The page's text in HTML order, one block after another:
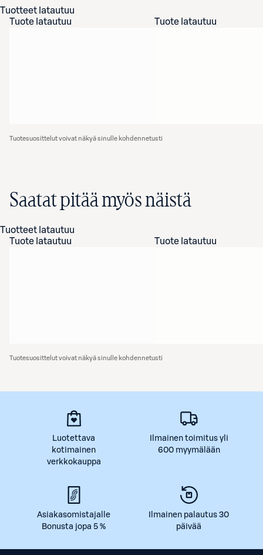
Tuotteet latautuu
Tuote latautuu
Tuote latautuu
Tuotesuosittelut voivat näkyä sinulle kohdennetusti
Saatat pitää myös näistä
Tuotteet latautuu
Tuote latautuu
Tuote latautuu
Tuotesuosittelut voivat näkyä sinulle kohdennetusti
Luotettava
kotimainen
verkkokauppa
Ilmainen toimitus yli
600 myymälään
Asiakasomistajalle
Bonusta jopa 5 %
Ilmainen palautus 30
päivää